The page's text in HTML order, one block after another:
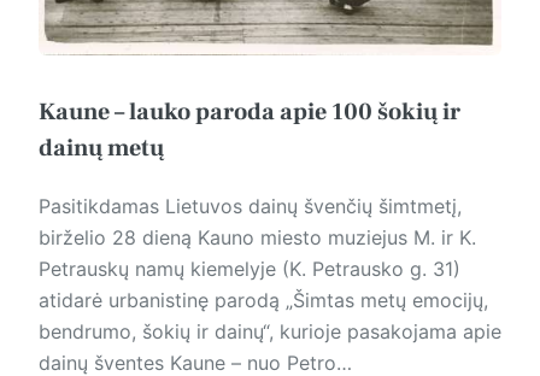
Kaune – lauko paroda apie 100 šokių ir
dainų metų
Pasitikdamas Lietuvos dainų švenčių šimtmetį,
birželio 28 dieną Kauno miesto muziejus M. ir K.
Petrauskų namų kiemelyje (K. Petrausko g. 31)
atidarė urbanistinę parodą „Šimtas metų emocijų,
bendrumo, šokių ir dainų“, kurioje pasakojama apie
dainų šventes Kaune – nuo Petro…